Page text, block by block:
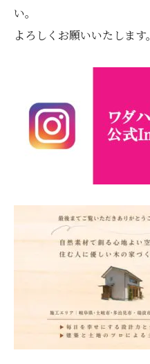
い。
よろしくお願いいたします。